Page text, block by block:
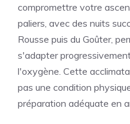
compromettre votre
paliers, avec des nuits
Rousse puis du Goûter,
s'adapter
l'oxygène. Cette
pas une condition
préparation adéquate en